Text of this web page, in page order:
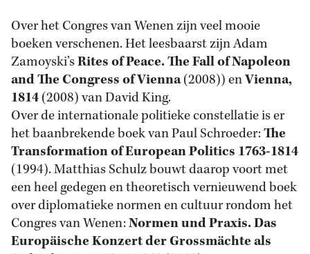
Over het Congres van Wenen zijn veel mooie
boeken verschenen. Het leesbaarst zijn Adam
Zamoyski’sRites of Peace. The Fall of Napoleon
and The Congress of Vienna(2008)) enVienna,
1814(2008) van David King.
Over de internationale politieke constellatie is er
het baanbrekende boek van Paul Schroeder:The
Transformation of European Politics 1763-1814
(1994). Matthias Schulz bouwt daarop voort met
een heel gedegen en theoretisch vernieuwend boek
over diplomatieke normen en cultuur rondom het
Congres van Wenen:Normen und Praxis. Das
Europäische Konzert der Grossmächte als